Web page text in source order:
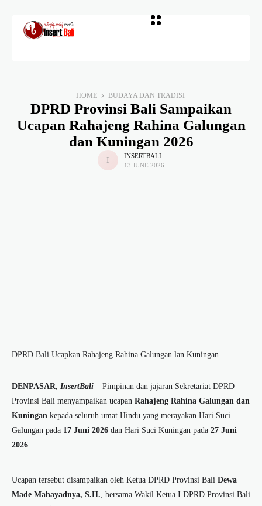
HOME BUDAYA DAN TRADISI
DPRD Provinsi Bali Sampaikan
Ucapan Rahajeng Rahina Galungan
dan Kuningan 2026
INSERTBALI
13 JUNE 2026
DPRD Bali Ucapkan Rahajeng Rahina Galungan lan Kuningan
DENPASAR, InsertBali – Pimpinan dan jajaran Sekretariat DPRD
Provinsi Bali menyampaikan ucapan Rahajeng Rahina Galungan dan
Kuningan kepada seluruh umat Hindu yang merayakan Hari Suci
Galungan pada 17 Juni 2026 dan Hari Suci Kuningan pada 27 Juni
2026.
Ucapan tersebut disampaikan oleh Ketua DPRD Provinsi Bali Dewa
Made Mahayadnya, S.H., bersama Wakil Ketua I DPRD Provinsi Bali